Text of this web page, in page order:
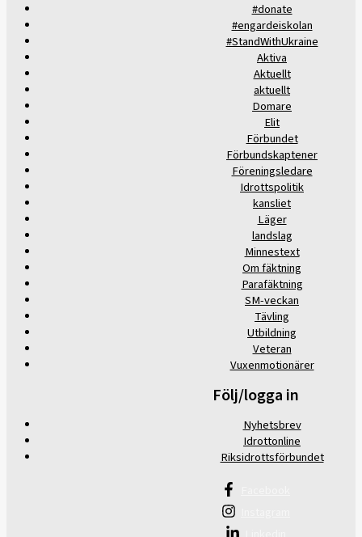
#donate
#engardeiskolan
#StandWithUkraine
Aktiva
Aktuellt
aktuellt
Domare
Elit
Förbundet
Förbundskaptener
Föreningsledare
Idrottspolitik
kansliet
Läger
landslag
Minnestext
Om fäktning
Parafäktning
SM-veckan
Tävling
Utbildning
Veteran
Vuxenmotionärer
Följ/logga in
Nyhetsbrev
Idrottonline
Riksidrottsförbundet